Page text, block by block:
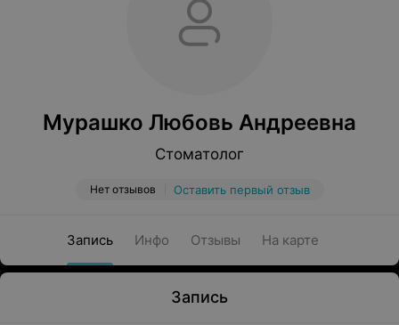
Мурашко Любовь Андреевна
Стоматолог
Нет отзывов Оставить первый отзыв
Запись Инфо Отзывы На карте
Запись